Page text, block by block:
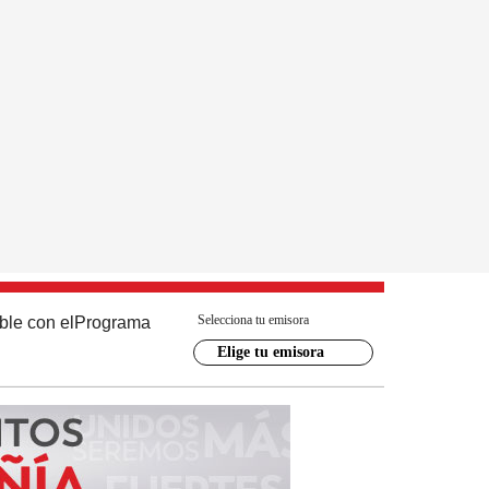
con el Programa Selecciona tu emisora
Elige tu emisora